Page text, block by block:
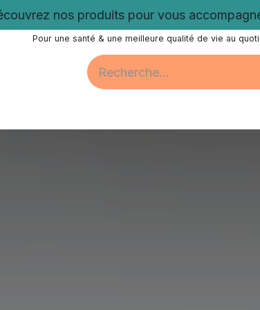
nos produits pour vous
Pour une santé & une meilleure qualité de vie au